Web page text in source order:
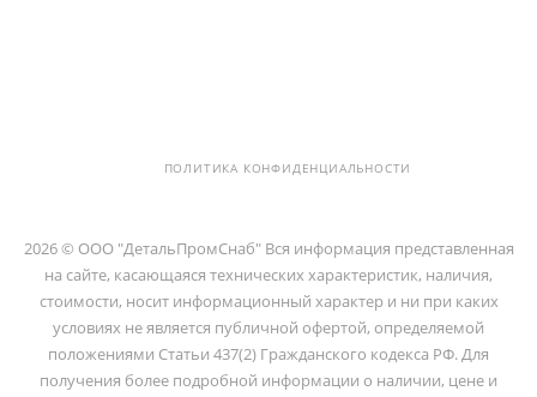
ПОЛИТИКА КОНФИДЕНЦИАЛЬНОСТИ
2026 © ООО "ДетальПромСнаб" Вся информация представленная
на сайте, касающаяся технических характеристик, наличия,
стоимости, носит информационный характер и ни при каких
условиях не является публичной офертой, определяемой
положениями Статьи 437(2) Гражданского кодекса РФ. Для
получения более подробной информации о наличии, цене и